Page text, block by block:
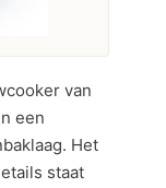
van
een
Het
staat